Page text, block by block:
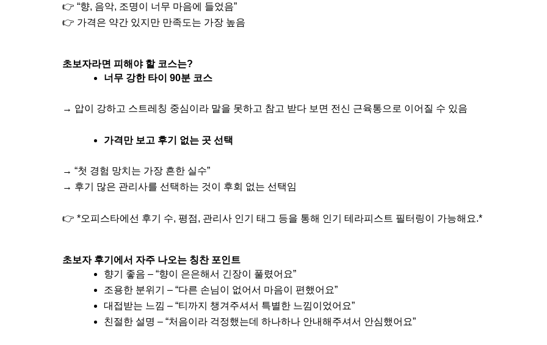
👉 “향, 음악, 조명이 너무 마음에 들었음”
👉 가격은 약간 있지만 만족도는 가장 높음
초보자라면 피해야 할 코스는?
너무 강한 타이 90분 코스
→ 압이 강하고 스트레칭 중심이라 말을 못하고 참고 받다 보면 전신 근육통으로 이어질 수 있음
가격만 보고 후기 없는 곳 선택
→ “첫 경험 망치는 가장 흔한 실수”
→ 후기 많은 관리사를 선택하는 것이 후회 없는 선택임
👉 *오피스타에선 후기 수, 평점, 관리사 인기 태그 등을 통해 인기 테라피스트 필터링이 가능해요.*
초보자 후기에서 자주 나오는 칭찬 포인트
향기 좋음 – “향이 은은해서 긴장이 풀렸어요”
조용한 분위기 – “다른 손님이 없어서 마음이 편했어요”
대접받는 느낌 – “티까지 챙겨주셔서 특별한 느낌이었어요”
친절한 설명 – “처음이라 걱정했는데 하나하나 안내해주셔서 안심했어요”